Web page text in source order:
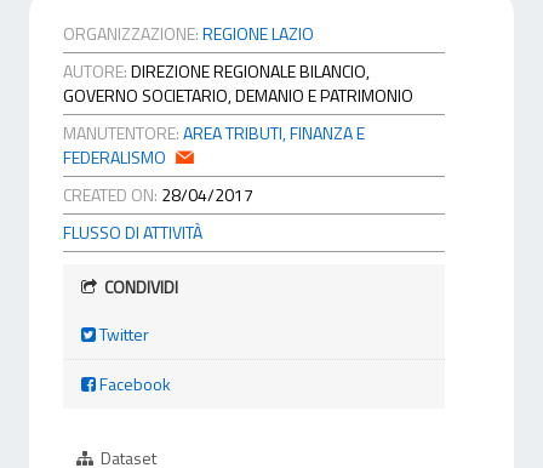
ORGANIZZAZIONE:REGIONE LAZIO
AUTORE:DIREZIONE REGIONALE BILANCIO,
GOVERNO SOCIETARIO, DEMANIO E PATRIMONIO
MANUTENTORE:AREA TRIBUTI, FINANZA E
FEDERALISMO
CREATED ON: 28/04/2017
FLUSSO DI ATTIVITÀ
CONDIVIDI
Twitter
Facebook
Dataset